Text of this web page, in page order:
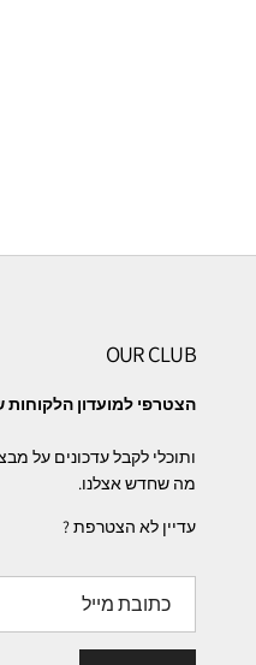
OUR CLUB
הצטרפי למועדון הלקוחות
ותוכלי לקבל עדכונים על
מה שחדש אצלנו.
עדיין לא הצטרפת ?